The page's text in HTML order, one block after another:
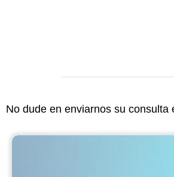
No dude en enviarnos su